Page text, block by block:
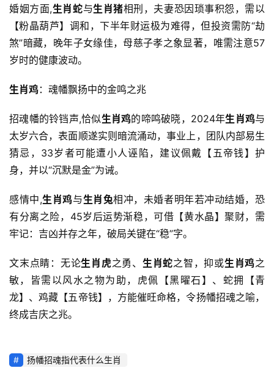
婚姻方面,生肖蛇与生肖猪相刑，夫妻恐因琐事积怨，需以
【粉晶葫芦】调和，下半年财运极为难得，但投资需防“劫
煞”暗藏，晚年子女缘佳，母慈子孝之象显著，唯需注意57
岁时的健康波动。
生肖鸡：魂幡飘扬中的金鸣之兆
招魂幡的铃铛声,恰似生肖鸡的啼鸣破晓，2024年生肖鸡与
太岁六合，表面顺遂实则暗流涌动，事业上，团队内部易生
猜忌，33岁者可能遭小人诬陷，建议佩戴【五帝钱】护
身，并以“沉默是金”为诫。
感情中,生肖鸡与生肖兔相冲，未婚者明年若冲动结婚，恐
有分离之险，45岁后运势渐稳，可借【黄水晶】聚财，需
牢记：吉凶并存之年，破局关键在“稳”字。
文末点睛：无论生肖虎之勇、 生肖蛇之智，抑或生肖鸡之
敏，皆需以风水之物为助，虎佩【黑曜石】、蛇拥【青
龙】、鸡藏【五帝钱】，方能催旺命格，令扬幡招魂之喻，
终成吉庆之兆。
扬幡招魂指代表什么生肖